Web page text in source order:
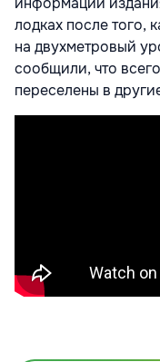
лодках после того,
на двухметровый
сообщили, что
переселены в